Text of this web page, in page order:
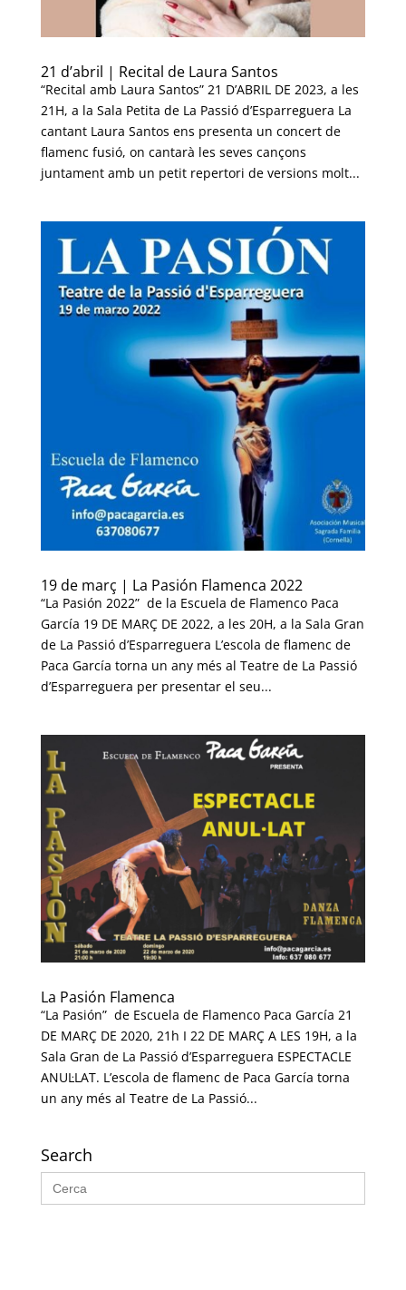
21 d’abril | Recital de Laura Santos
“Recital amb Laura Santos” 21 D’ABRIL DE 2023, a les
21H, a la Sala Petita de La Passió d’Esparreguera La
cantant Laura Santos ens presenta un concert de
flamenc fusió, on cantarà les seves cançons
juntament amb un petit repertori de versions molt...
19 de març | La Pasión Flamenca 2022
“La Pasión 2022” de la Escuela de Flamenco Paca
García 19 DE MARÇ DE 2022, a les 20H, a la Sala Gran
de La Passió d’Esparreguera L’escola de flamenc de
Paca García torna un any més al Teatre de La Passió
d’Esparreguera per presentar el seu...
La Pasión Flamenca
“La Pasión” de Escuela de Flamenco Paca García 21
DE MARÇ DE 2020, 21h I 22 DE MARÇ A LES 19H, a la
Sala Gran de La Passió d’Esparreguera ESPECTACLE
ANUL·LAT. L’escola de flamenc de Paca García torna
un any més al Teatre de La Passió...
Search
Search
for: